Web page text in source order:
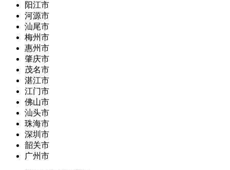
阳江市
河源市
汕尾市
梅州市
惠州市
肇庆市
茂名市
湛江市
江门市
佛山市
汕头市
珠海市
深圳市
韶关市
广州市